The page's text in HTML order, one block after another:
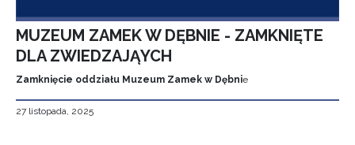
MUZEUM ZAMEK W DĘBNIE - ZAMKNIĘTE
DLA ZWIEDZAJĄYCH
Zamknięcie oddziału Muzeum Zamek w Dębnie
27 listopada, 2025